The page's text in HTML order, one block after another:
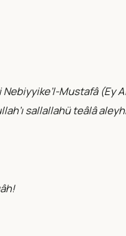
Mustafâ (Ey
sallallahü teâlâ